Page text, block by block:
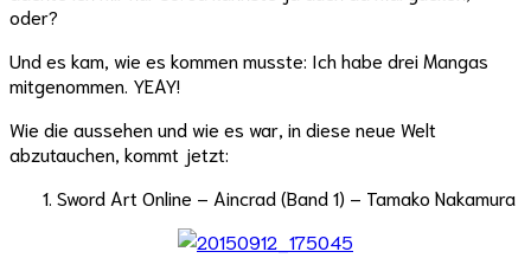
oder?
Und es kam, wie es kommen musste: Ich habe drei Mangas
mitgenommen. YEAY!
Wie die aussehen und wie es war, in diese neue Welt
abzutauchen, kommt jetzt:
Sword Art Online – Aincrad (Band 1) – Tamako Nakamura